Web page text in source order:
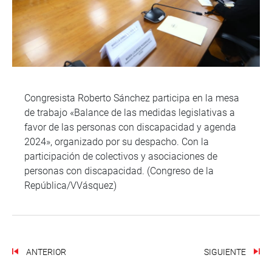
Congresista Roberto Sánchez participa en la mesa
de trabajo «Balance de las medidas legislativas a
favor de las personas con discapacidad y agenda
2024», organizado por su despacho. Con la
participación de colectivos y asociaciones de
personas con discapacidad. (Congreso de la
República/VVásquez)
ANTERIOR SIGUIENTE